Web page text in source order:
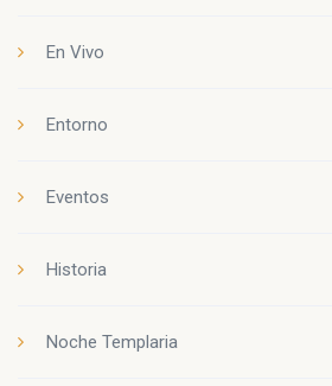
En Vivo
Entorno
Eventos
Historia
Noche Templaria